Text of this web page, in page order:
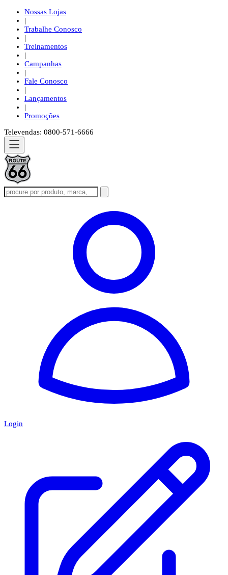
Nossas Lojas
|
Trabalhe Conosco
|
Treinamentos
|
Campanhas
|
Fale Conosco
|
Lançamentos
|
Promoções
Televendas: 0800-571-6666
Login